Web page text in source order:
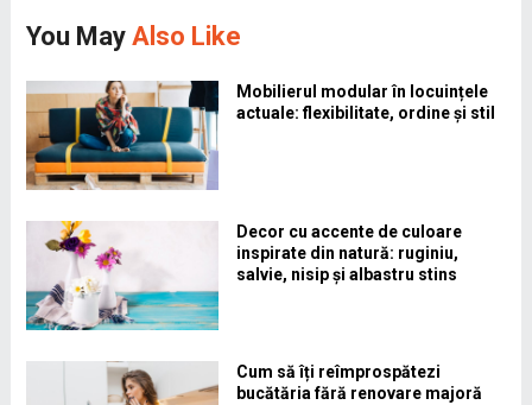
You May Also Like
Mobilierul modular în locuințele
actuale: flexibilitate, ordine și stil
Decor cu accente de culoare
inspirate din natură: ruginiu,
salvie, nisip și albastru stins
Cum să îți reîmprospătezi
bucătăria fără renovare majoră